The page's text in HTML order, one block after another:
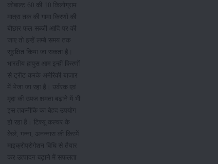
कोबाल्ट 60 की 10 किलोग्राम
मात्रा तक की गामा किरणों की
बौछार फल-सब्जी आदि पर की
जाए तो इन्हें लम्बे समय तक
सुरक्षित किया जा सकता है।
भारतीय हापुस आम इन्हीं किरणों
से ट्रीट करके अमेरिकी बाजार
में भेजा जा रहा है। उर्वरक एवं
मृदा की उपज क्षमता बढ़ाने में भी
इस तकनीकि का बेहद उपयोग
हो रहा है। टिश्यू कल्चर के
केले, गन्ना, अनन्नास की किस्में
माइक्रोप्रोगेशन विधि से तैयार
कर उत्पादन बढ़ाने में सफलता